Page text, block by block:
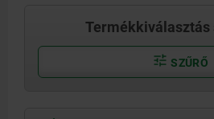
Termékkiválasztás
SZŰRŐ